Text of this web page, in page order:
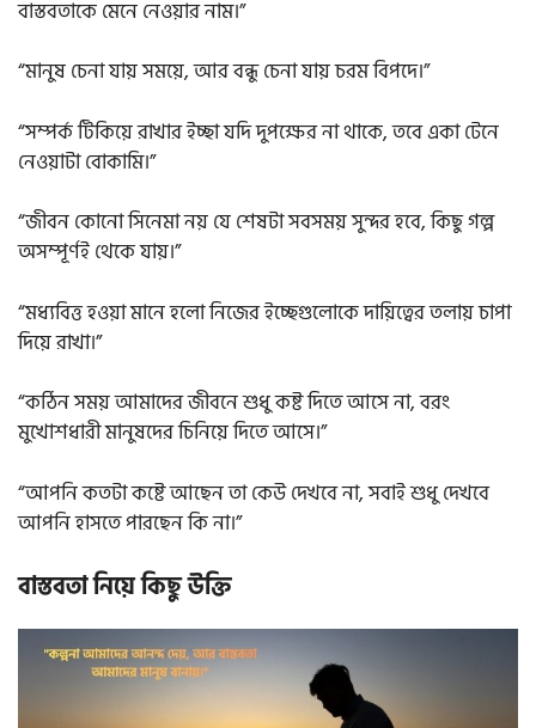
বাস্তবতাকে মেনে নেওয়ার নাম।”
“মানুষ চেনা যায় সময়ে, আর বন্ধু চেনা যায় চরম বিপদে।”
“সম্পর্ক টিকিয়ে রাখার ইচ্ছা যদি দুপক্ষের না থাকে, তবে একা টেনে
নেওয়াটা বোকামি।”
“জীবন কোনো সিনেমা নয় যে শেষটা সবসময় সুন্দর হবে, কিছু গল্প
অসম্পূর্ণই থেকে যায়।”
“মধ্যবিত্ত হওয়া মানে হলো নিজের ইচ্ছেগুলোকে দায়িত্বের তলায় চাপা
দিয়ে রাখা।”
“কঠিন সময় আমাদের জীবনে শুধু কষ্ট দিতে আসে না, বরং
মুখোশধারী মানুষদের চিনিয়ে দিতে আসে।”
“আপনি কতটা কষ্টে আছেন তা কেউ দেখবে না, সবাই শুধু দেখবে
আপনি হাসতে পারছেন কি না।”
বাস্তবতা নিয়ে কিছু উক্তি